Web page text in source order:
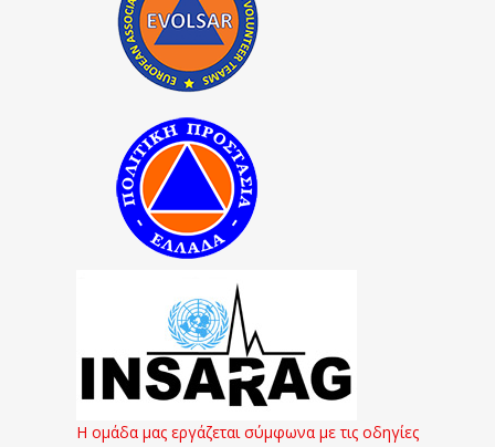
Η ομάδα μας εργάζεται σύμφωνα με τις οδηγίες